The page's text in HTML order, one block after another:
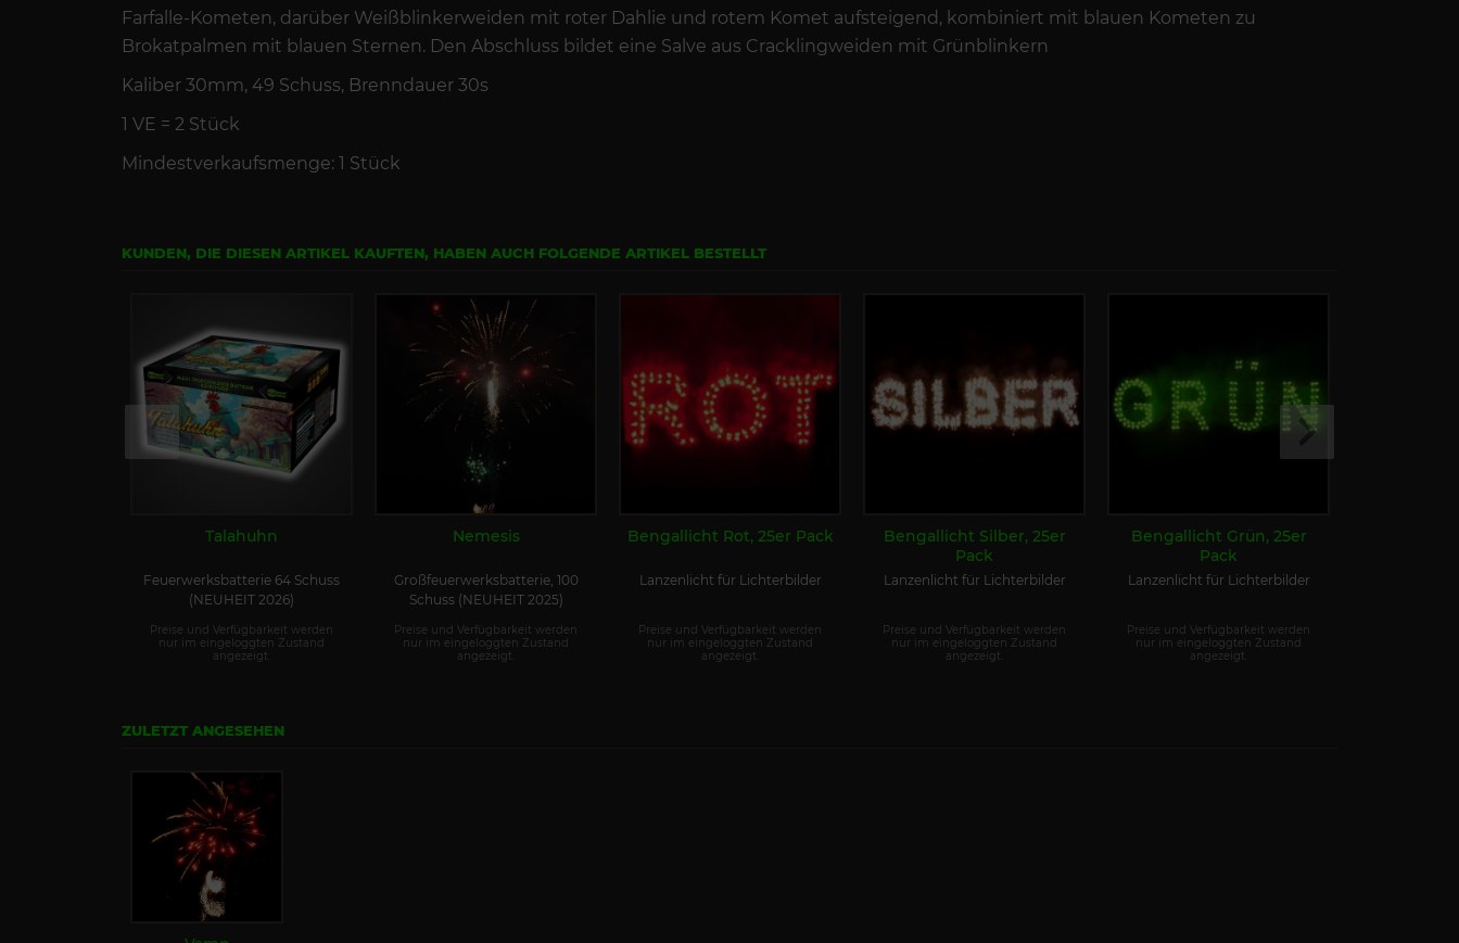
Farfalle-Kometen, darüber Weißblinkerweiden mit roter Dahlie und rotem Komet aufsteigend, kombiniert mit blauen Kometen zu
Brokatpalmen mit blauen Sternen. Den Abschluss bildet eine Salve aus Cracklingweiden mit Grünblinkern
Kaliber 30mm, 49 Schuss, Brenndauer 30s
1 VE = 2 Stück
Mindestverkaufsmenge: 1 Stück
KUNDEN, DIE DIESEN ARTIKEL KAUFTEN, HABEN AUCH FOLGENDE ARTIKEL BESTELLT
Talahuhn
Feuerwerksbatterie 64 Schuss
(NEUHEIT 2026)
Preise und Verfügbarkeit werden
nur im eingeloggten Zustand
angezeigt.
Nemesis
Großfeuerwerksbatterie, 100
Schuss (NEUHEIT 2025)
Preise und Verfügbarkeit werden
nur im eingeloggten Zustand
angezeigt.
Bengallicht Rot, 25er Pack
Lanzenlicht für Lichterbilder
Preise und Verfügbarkeit werden
nur im eingeloggten Zustand
angezeigt.
Bengallicht Silber, 25er
Pack
Lanzenlicht für Lichterbilder
Preise und Verfügbarkeit werden
nur im eingeloggten Zustand
angezeigt.
Bengallicht Grün, 25er
Pack
Lanzenlicht für Lichterbilder
Preise und Verfügbarkeit werden
nur im eingeloggten Zustand
angezeigt.
ZULETZT ANGESEHEN